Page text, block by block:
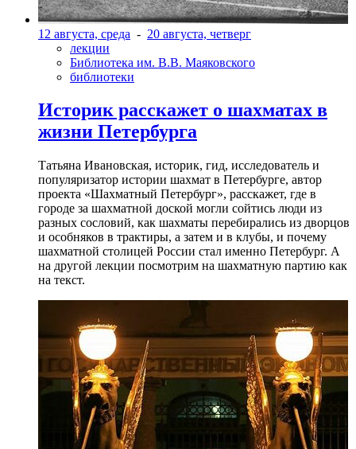
12 августа, среда - 20 августа, четверг
лекции
Библиотека им. В.В. Маяковского
библиотеки
Историк расскажет о шахматах в
жизни Петербурга
Татьяна Ивановская, историк, гид, исследователь и
популяризатор истории шахмат в Петербурге, автор
проекта «Шахматный Петербург», расскажет, где в
городе за шахматной доской могли сойтись люди из
разных сословий, как шахматы перебирались из дворцов
и особняков в трактиры, а затем и в клубы, и почему
шахматной столицей России стал именно Петербург. А
на другой лекции посмотрим на шахматную партию как
на текст.